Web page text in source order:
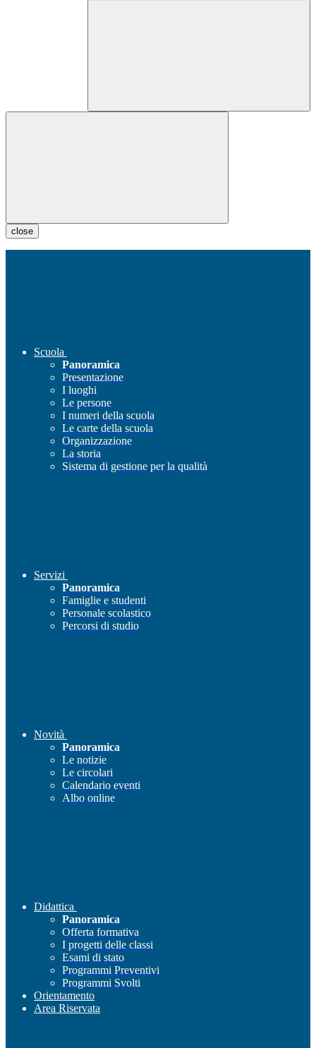
close
Scuola
Panoramica
Presentazione
I luoghi
Le persone
I numeri della scuola
Le carte della scuola
Organizzazione
La storia
Sistema di gestione per la qualità
Servizi
Panoramica
Famiglie e studenti
Personale scolastico
Percorsi di studio
Novità
Panoramica
Le notizie
Le circolari
Calendario eventi
Albo online
Didattica
Panoramica
Offerta formativa
I progetti delle classi
Esami di stato
Programmi Preventivi
Programmi Svolti
Orientamento
Area Riservata